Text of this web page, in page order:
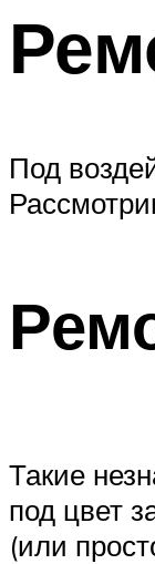
Под
Такие
под цвет
(или